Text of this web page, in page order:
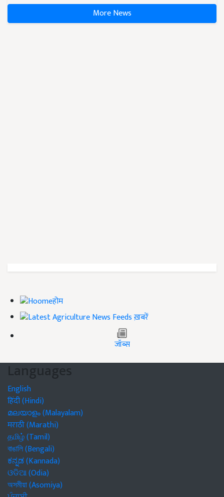
More News
होम
ख़बरें
जॉब्स
Languages
English
हिंदी (Hindi)
മലയാളം (Malayalam)
मराठी (Marathi)
தமிழ் (Tamil)
বাঙালি (Bengali)
ಕನ್ನಡ (Kannada)
ଓଡିଆ (Odia)
অসমীয়া (Asomiya)